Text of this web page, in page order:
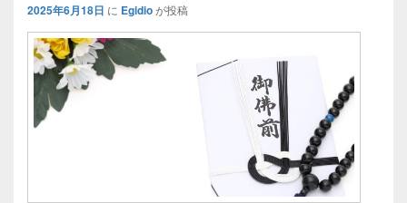
2025年6月18日 に Egidioが投稿